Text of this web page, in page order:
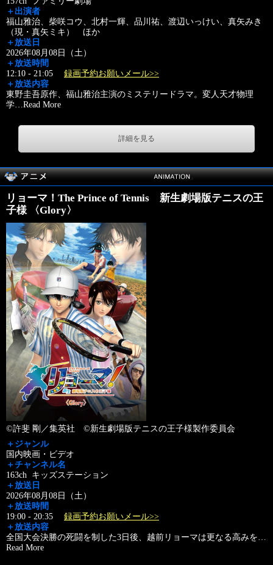
＋出演者
福山雅治、柴咲コウ、北村一輝、品川祐、渡辺いっけい、真矢みき
（現・真矢ミキ） ほか
＋放送日
2026年08月08日（土）
＋放送時間
12:10 - 21:05 録画予約お願いメール>>
＋放送内容
東野圭吾原作、福山雅治主演のミステリードラマ。変人天才物理
学…Read More
詳細を見る
リョーマ！The Prince of Tennis 新生劇場版テニスの王
子様 〈Glory〉
©許斐 剛／集英社 ©新生劇場版テニスの王子様製作委員会
＋ジャンル
国内映画・ビデオ
＋チャンネル名
163ch キッズステーション
＋放送日
2026年08月08日（土）
＋放送時間
19:00 - 20:35 録画予約お願いメール>>
＋放送内容
全国大会決勝の死闘を制した3日後、越前リョーマは更なる高みを…
Read More